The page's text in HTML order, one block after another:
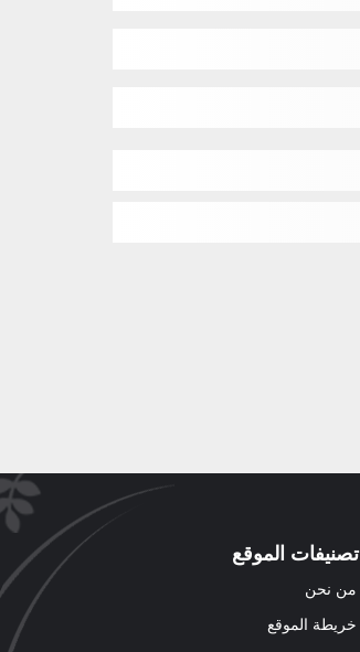
تصنيفات الموقع
من نحن
خريطة الموقع